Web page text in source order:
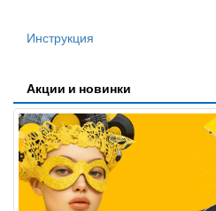
Инструкция
Акции и новинки